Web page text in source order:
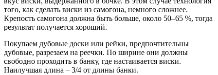
того, как сделать виски из самогона, немного сложнее.
Крепость самогона должна быть больше, около 50–65 %, тогда
результат получается хороший.
Покупаем дубовые доски или рейки, предпочтительны
дубовые, разрезаем на реечки. По ширине они должны
свободно проходить в банку, где настаивается виски.
Наилучшая длина – 3/4 от длины банки.